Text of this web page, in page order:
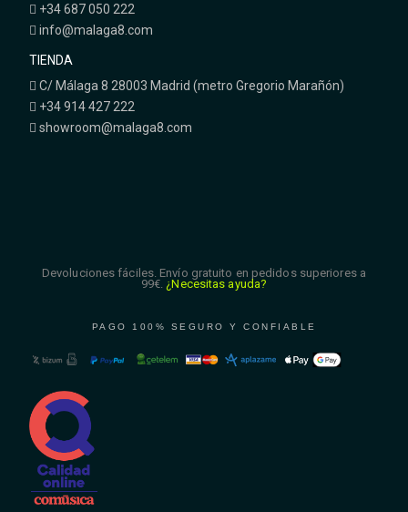
+34 687 050 222
info@malaga8.com
TIENDA
C/ Málaga 8 28003 Madrid (metro Gregorio Marañón)
+34 914 427 222
showroom@malaga8.com
Devoluciones fáciles. Envío gratuito en pedidos superiores a
99€. ¿Necesitas ayuda?
PAGO 100% SEGURO Y CONFIABLE